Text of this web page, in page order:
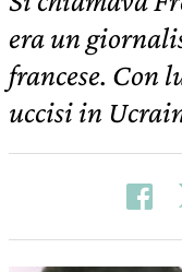
era un
francese. Con
uccisi in